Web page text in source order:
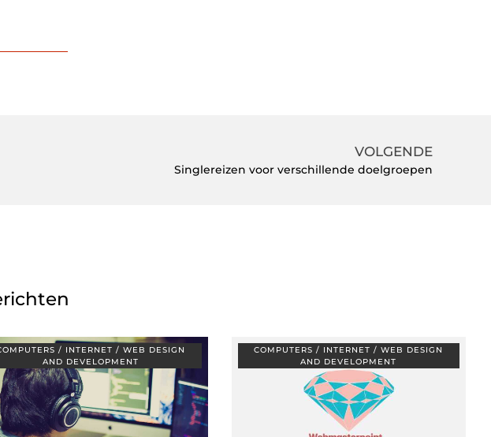
VOLGENDE
Singlereizen voor verschillende doelgroepen
/ INTERNET / WEB DESIGN
AND DEVELOPMENT
COMPUTERS / INTERNET / WEB DESIGN
AND DEVELOPMENT